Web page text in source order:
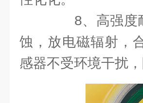
8、高强度耐
蚀，放电磁辐射，
感器不受环境干扰